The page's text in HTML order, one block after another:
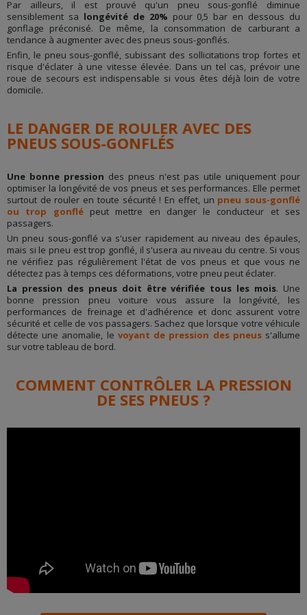
Par ailleurs, il est prouvé qu'un pneu sous-gonflé diminue
sensiblement sa longévité de 20% pour 0,5 bar en dessous du
gonflage préconisé. De même, la consommation de carburant a
tendance à augmenter avec des pneus sous-gonflés.
Enfin, le pneu sous-gonflé, subissant des sollicitations trop fortes et
risque d'éclater à une vitesse élevée. Dans un tel cas, prévoir une
roue de secours est indispensable si vous êtes déjà loin de votre
domicile.
LE DANGER DE ROULER AVEC DES
PNEUS SOUS-GONFLÉS
Une bonne pression des pneus n'est pas utile uniquement pour
optimiser la longévité de vos pneus et ses performances. Elle permet
surtout de rouler en toute sécurité ! En effet, un pneu sous-gonflé
ou trop gonflépeut mettre en danger le conducteur et ses
passagers.
Un pneu sous-gonflé va s'user rapidement au niveau des épaules,
mais si le pneu est trop gonflé, il s'usera au niveau du centre. Si vous
ne vérifiez pas régulièrement l'état de vos pneus et que vous ne
détectez pas à temps ces déformations, votre pneu peut éclater.
La pression des pneus doit être vérifiée tous les mois. Une
bonne pression pneu voiture vous assure la longévité, les
performances de freinage et d'adhérence et donc assurent votre
sécurité et celle de vos passagers. Sachez que lorsque votre véhicule
détecte une anomalie, le voyant de pression des pneuss'allume
sur votre tableau de bord.
COMMENT CONTRÔLER LA PRESSION
DE SES PNEUS ?